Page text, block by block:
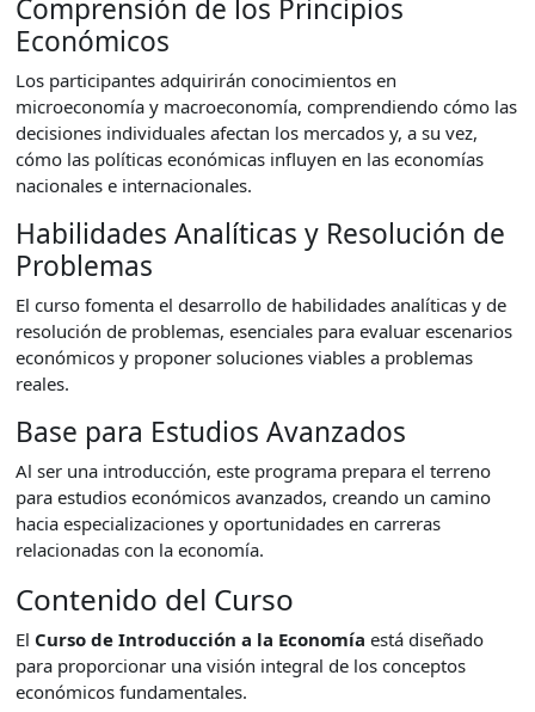
Comprensión de los Principios
Económicos
Los participantes adquirirán conocimientos en
microeconomía y macroeconomía, comprendiendo cómo las
decisiones individuales afectan los mercados y, a su vez,
cómo las políticas económicas influyen en las economías
nacionales e internacionales.
Habilidades Analíticas y Resolución de
Problemas
El curso fomenta el desarrollo de habilidades analíticas y de
resolución de problemas, esenciales para evaluar escenarios
económicos y proponer soluciones viables a problemas
reales.
Base para Estudios Avanzados
Al ser una introducción, este programa prepara el terreno
para estudios económicos avanzados, creando un camino
hacia especializaciones y oportunidades en carreras
relacionadas con la economía.
Contenido del Curso
El Curso de Introducción a la Economía está diseñado
para proporcionar una visión integral de los conceptos
económicos fundamentales.